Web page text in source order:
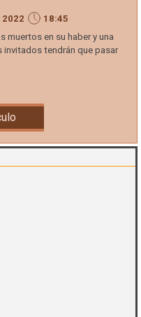
2022
18:45
muertos en su haber y una
invitados tendrán que pasar